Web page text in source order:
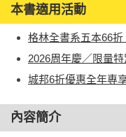
本書適用活動
格林全書系五本66折
2026周年慶／限量特
城邦6折優惠全年專
內容簡介